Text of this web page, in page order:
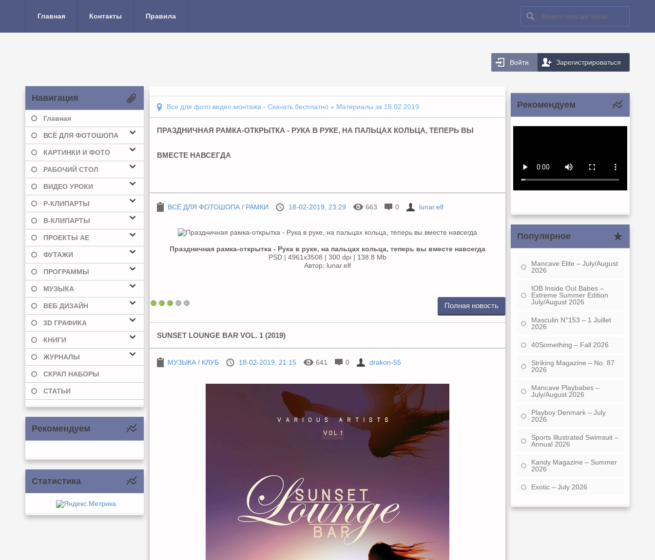
Главная Контакты Правила
Войти Зарегистрироваться
Навигация
Главная
ВСЁ ДЛЯ ФОТОШОПА
КАРТИНКИ И ФОТО
РАБОЧИЙ СТОЛ
ВИДЕО УРОКИ
Р-КЛИПАРТЫ
В-КЛИПАРТЫ
ПРОЕКТЫ AE
ФУТАЖИ
ПРОГРАММЫ
МУЗЫКА
ВЕБ ДИЗАЙН
3D ГРАФИКА
КНИГИ
ЖУРНАЛЫ
СКРАП НАБОРЫ
СТАТЬИ
Рекомендуем
Статистика
Все для фото видео монтажа - Скачать бесплатно » Материалы за 18.02.2019
ПРАЗДНИЧНАЯ РАМКА-ОТКРЫТКА - РУКА В РУКЕ, НА ПАЛЬЦАХ КОЛЬЦА, ТЕПЕРЬ ВЫ
ВМЕСТЕ НАВСЕГДА
ВСЁ ДЛЯ ФОТОШОПА / РАМКИ 18-02-2019, 23:29 663 0 lunar.elf
Праздничная рамка-открытка - Рука в руке, на пальцах кольца, теперь вы вместе навсегда
PSD | 4961х3508 | 300 dpi | 138.8 Mb
Автор: lunar.elf
Полная новость
SUNSET LOUNGE BAR VOL. 1 (2019)
МУЗЫКА / КЛУБ 18-02-2019, 21:15 641 0 drakon-55
Рекомендуем
Популярное
Mancave Elite – July/August
2026
IOB Inside Out Babes –
Extreme Summer Edition
July/August 2026
Masculin N°153 – 1 Juillet
2026
40Something – Fall 2026
Striking Magazine – No. 87
2026
Mancave Playbabes –
July/August 2026
Playboy Denmark – July
2026
Sports Illustrated Swimsuit –
Annual 2026
Kandy Magazine – Summer
2026
Exotic – July 2026